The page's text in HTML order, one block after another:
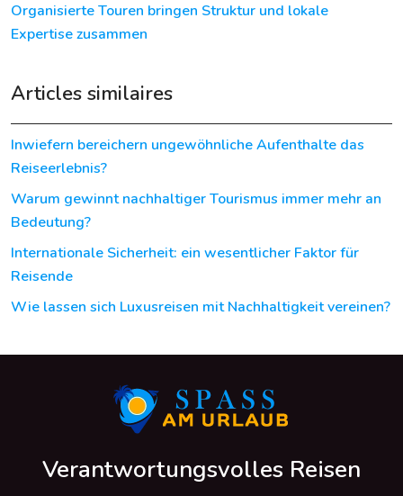
Organisierte Touren bringen Struktur und lokale
Expertise zusammen
Articles similaires
Inwiefern bereichern ungewöhnliche Aufenthalte das
Reiseerlebnis?
Warum gewinnt nachhaltiger Tourismus immer mehr an
Bedeutung?
Internationale Sicherheit: ein wesentlicher Faktor für
Reisende
Wie lassen sich Luxusreisen mit Nachhaltigkeit vereinen?
Verantwortungsvolles Reisen